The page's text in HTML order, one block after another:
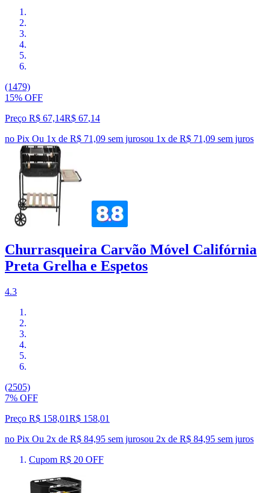
(1479)
15% OFF
Preço R$ 67,14R$ 67,14
no Pix Ou 1x de R$ 71,09 sem jurosou 1x de R$ 71,09 sem juros
Churrasqueira Carvão Móvel Califórnia
Preta Grelha e Espetos
4.3
(2505)
7% OFF
Preço R$ 158,01R$ 158,01
no Pix Ou 2x de R$ 84,95 sem jurosou 2x de R$ 84,95 sem juros
Cupom R$ 20 OFF